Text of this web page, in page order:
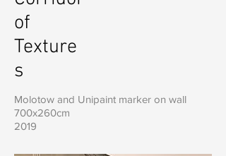
of
Texture
s
Molotow and Unipaint marker on wall
700x260cm
2019